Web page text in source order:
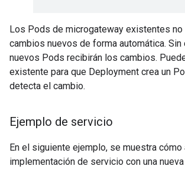
Los Pods de microgateway existentes
cambios nuevos de forma automática. Sin
nuevos Pods recibirán los cambios.
existente para que Deployment crea un
detecta el cambio.
Ejemplo de servicio
En el siguiente ejemplo, se muestra cómo
implementación de servicio con una nueva